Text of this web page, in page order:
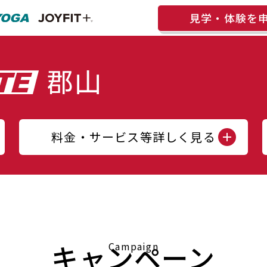
見学・体験を
料金・サービス等詳しく見る
Campaign
キャンペーン